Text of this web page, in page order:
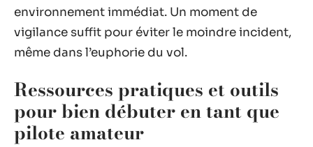
environnement immédiat. Un moment de
vigilance suffit pour éviter le moindre incident,
même dans l’euphorie du vol.
Ressources pratiques et outils
pour bien débuter en tant que
pilote amateur